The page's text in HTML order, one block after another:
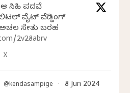
ಸಿಹಿ ಪದವೆ
ವೈಟ್ ವೆಡ್ಡಿಂಗ್
ಸೇತು ಬರಹ
2v28abrv
X
@kendasampige · 8 Jun 2024